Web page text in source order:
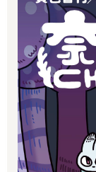
那兩個月是去澳
正準備移民到澳洲
他不禁陷入沉思
爸也曾向他們提
「移民？」陳媽
著移民？」
陳爸爸耐心地解
的機會，而且他
把鈞浩轉到那裡
好。」
都是走進黃